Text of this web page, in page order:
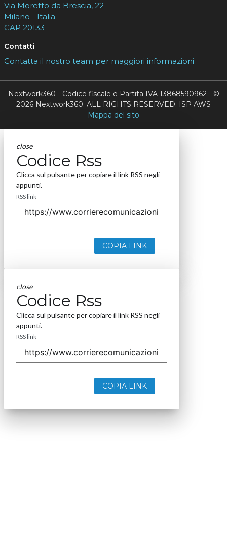
Via Moretto da Brescia, 22
Milano - Italia
CAP 20133
Contatti
Contatta il nostro team per maggiori informazioni
Nextwork360 - Codice fiscale e Partita IVA 13868590962 - ©
2026 Nextwork360. ALL RIGHTS RESERVED. ISP AWS
Mappa del sito
close
Codice Rss
Clicca sul pulsante per copiare il link RSS negli
appunti.
RSS link
COPIA LINK
close
Codice Rss
Clicca sul pulsante per copiare il link RSS negli
appunti.
RSS link
COPIA LINK